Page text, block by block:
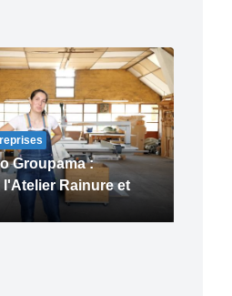
Groupama :
Rainure et